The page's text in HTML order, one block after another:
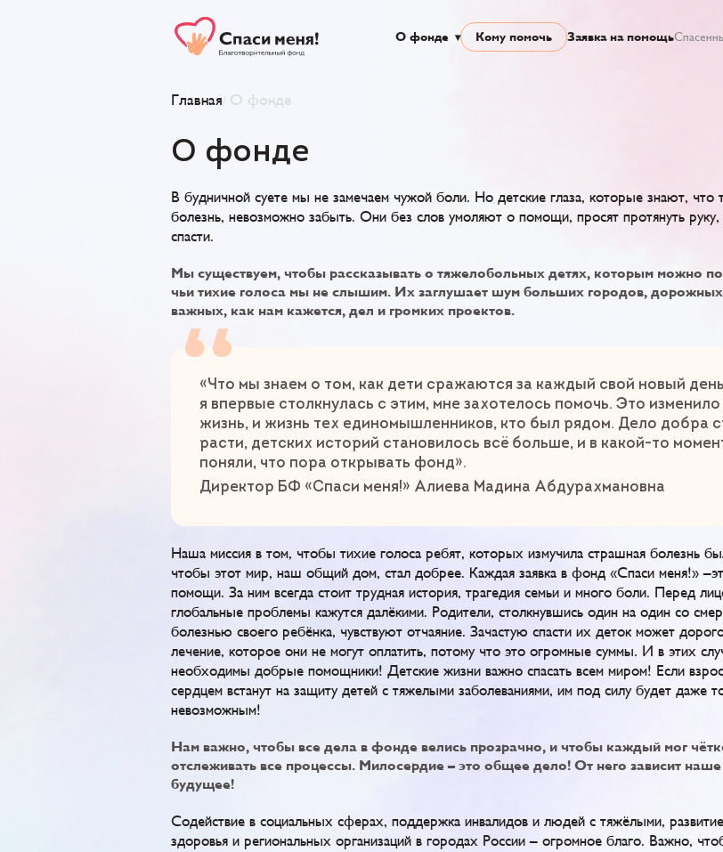
О фонде Кому помочь Заявка на помощь
Главная/ О фонде
О фонде
В будничной суете мы не замечаем чужой боли. Но детские глаза, которые знают, что
болезнь, невозможно забыть. Они без слов умоляют о помощи, просят протянуть руку,
спасти.
Мы существуем, чтобы рассказывать о тяжелобольных детях, которым можно
чьи тихие голоса мы не слышим. Их заглушает шум больших городов,
важных, как нам кажется, дел и громких проектов.
«Что мы знаем о том, как дети сражаются за каждый свой новый
я впервые столкнулась с этим, мне захотелось помочь. Это
жизнь, и жизнь тех единомышленников, кто был рядом. Дело добра
расти, детских историй становилось всё больше, и в какой-то
поняли, что пора открывать фонд».
Директор БФ «Спаси меня!» Алиева Мадина Абдурахмановна
Наша миссия в том, чтобы тихие голоса ребят, которых измучила страшная болезнь
чтобы этот мир, наш общий дом, стал добрее. Каждая заявка в фонд «Спаси меня!»
помощи. За ним всегда стоит трудная история, трагедия семьи и много боли. Перед
глобальные проблемы кажутся далёкими. Родители, столкнувшись один на один со
болезнью своего ребёнка, чувствуют отчаяние. Зачастую спасти их деток может
лечение, которое они не могут оплатить, потому что это огромные суммы. И в этих
необходимы добрые помощники! Детские жизни важно спасать всем миром! Если
сердцем встанут на защиту детей с тяжелыми заболеваниями, им под силу будет даже
невозможным!
Нам важно, чтобы все дела в фонде велись прозрачно, и чтобы каждый мог
отслеживать все процессы. Милосердие – это общее дело! От него зависит
будущее!
Содействие в социальных сферах, поддержка инвалидов и людей с тяжёлыми,
здоровья и региональных организаций в городах России – огромное благо. Важно,